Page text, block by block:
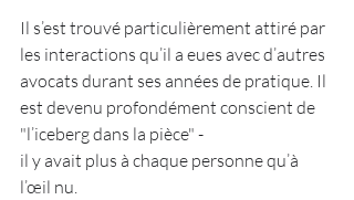
Il s’est trouvé particulièrement attiré par
les interactions qu’il a eues avec d’autres
avocats durant ses années de pratique. Il
est devenu profondément conscient de
"l’iceberg dans la pièce" -
il y avait plus à chaque personne qu’à
l’œil nu.